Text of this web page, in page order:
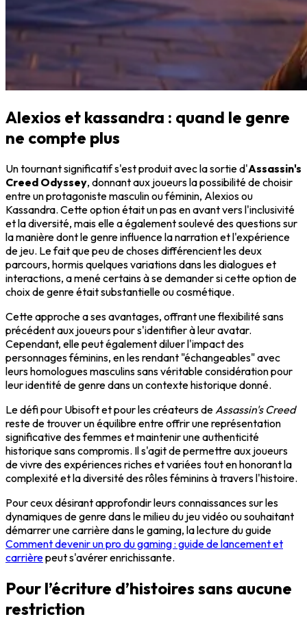
Alexios et kassandra : quand le genre
ne compte plus
Un tournant significatif s'est produit avec la sortie d'Assassin's
Creed Odyssey, donnant aux joueurs la possibilité de choisir
entre un protagoniste masculin ou féminin, Alexios ou
Kassandra. Cette option était un pas en avant vers l'inclusivité
et la diversité, mais elle a également soulevé des questions sur
la manière dont le genre influence la narration et l'expérience
de jeu. Le fait que peu de choses différencient les deux
parcours, hormis quelques variations dans les dialogues et
interactions, a mené certains à se demander si cette option de
choix de genre était substantielle ou cosmétique.
Cette approche a ses avantages, offrant une flexibilité sans
précédent aux joueurs pour s'identifier à leur avatar.
Cependant, elle peut également diluer l'impact des
personnages féminins, en les rendant "échangeables" avec
leurs homologues masculins sans véritable considération pour
leur identité de genre dans un contexte historique donné.
Le défi pour Ubisoft et pour les créateurs deAssassin's Creed
reste de trouver un équilibre entre offrir une représentation
significative des femmes et maintenir une authenticité
historique sans compromis. Il s'agit de permettre aux joueurs
de vivre des expériences riches et variées tout en honorant la
complexité et la diversité des rôles féminins à travers l'histoire.
Pour ceux désirant approfondir leurs connaissances sur les
dynamiques de genre dans le milieu du jeu vidéo ou souhaitant
démarrer une carrière dans le gaming, la lecture du guide
Comment devenir un pro du gaming : guide de lancement et
carrièrepeut s'avérer enrichissante.
Pour l’écriture d’histoires sans aucune
restriction